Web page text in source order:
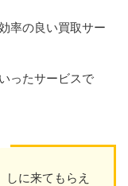
率の良い買取サー
ったサービスで
に来てもらえ